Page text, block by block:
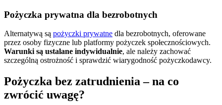
Pożyczka prywatna dla bezrobotnych
Alternatywą są pożyczki prywatne dla bezrobotnych, oferowane
przez osoby fizyczne lub platformy pożyczek społecznościowych.
Warunki są ustalane indywidualnie, ale należy zachować
szczególną ostrożność i sprawdzić wiarygodność pożyczkodawcy.
Pożyczka bez zatrudnienia – na co
zwrócić uwagę?